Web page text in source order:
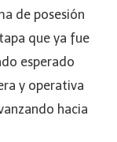
de posesión
que ya fue
esperado
y operativa
hacia